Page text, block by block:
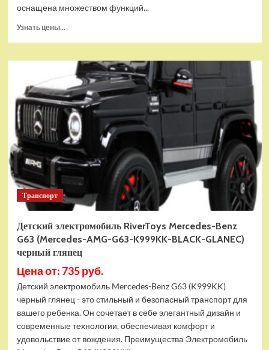
оснащена множеством функций...
Узнать цены...
Детский
электромобиль
RiverToys
F333FF
синий
глянец
Транспорт
Детский электромобиль RiverToys Mercedes-Benz
G63 (Mercedes-AMG-G63-K999KK-BLACK-GLANEC)
черный глянец
Цена от: 735 руб.
Детский электромобиль Mercedes-Benz G63 (K999KK)
черный глянец - это стильный и безопасный транспорт для
вашего ребенка. Он сочетает в себе элегантный дизайн и
современные технологии, обеспечивая комфорт и
удовольствие от вождения. Преимущества Электромобиль